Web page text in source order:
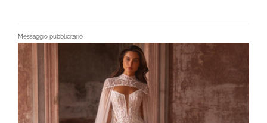
Messaggio pubblicitario